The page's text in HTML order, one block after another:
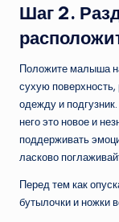
Шаг 2.
Положите малыша
сухую поверхность,
одежду и
него это новое и
поддерживать
ласково
Перед тем как
бутылочки и ножки